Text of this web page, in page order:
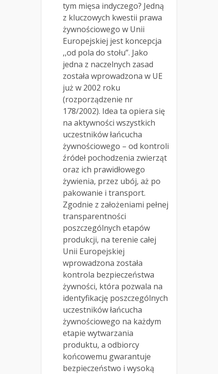
tym mięsa indyczego? Jedną
z kluczowych kwestii prawa
żywnościowego w Unii
Europejskiej jest koncepcja
,,od pola do stołu”. Jako
jedna z naczelnych zasad
została wprowadzona w UE
już w 2002 roku
(rozporządzenie nr
178/2002). Idea ta opiera się
na aktywności wszystkich
uczestników łańcucha
żywnościowego – od kontroli
źródeł pochodzenia zwierząt
oraz ich prawidłowego
żywienia, przez ubój, aż po
pakowanie i transport.
Zgodnie z założeniami pełnej
transparentności
poszczególnych etapów
produkcji, na terenie całej
Unii Europejskiej
wprowadzona została
kontrola bezpieczeństwa
żywności, która pozwala na
identyfikację poszczególnych
uczestników łańcucha
żywnościowego na każdym
etapie wytwarzania
produktu, a odbiorcy
końcowemu gwarantuje
bezpieczeństwo i wysoką